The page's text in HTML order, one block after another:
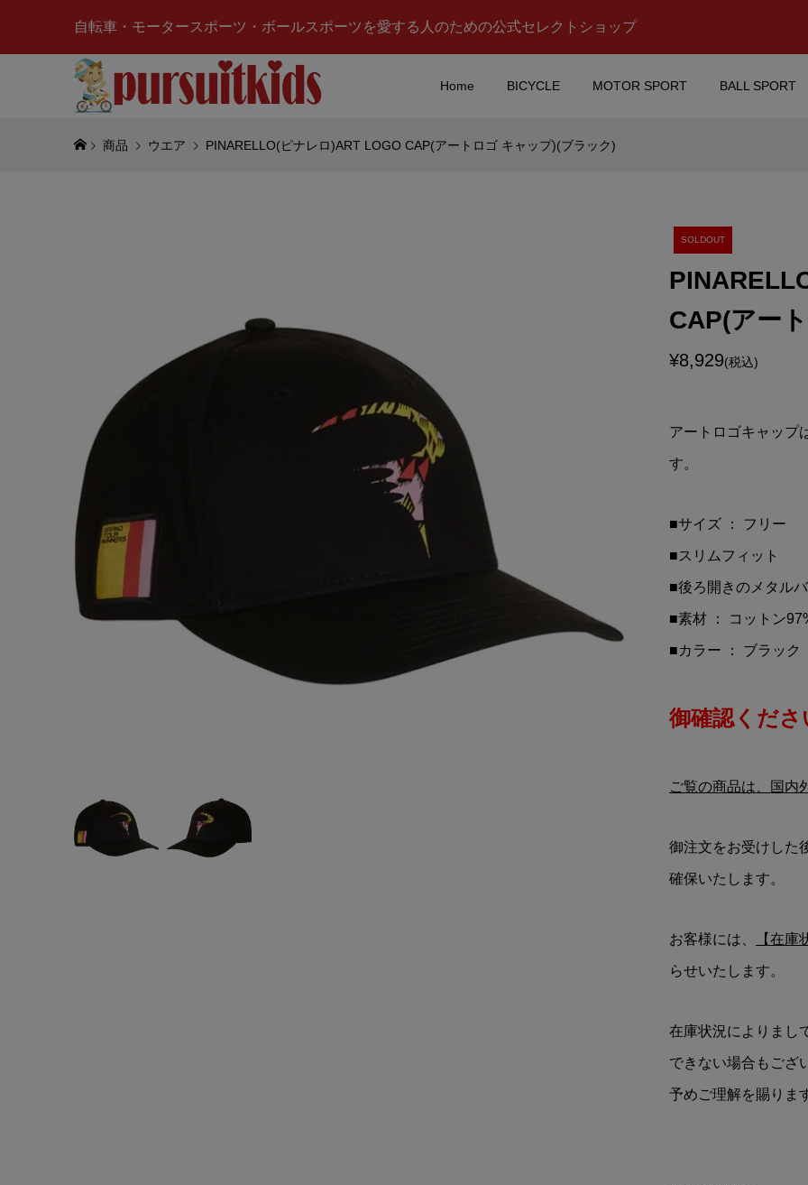
自転車・モータースポーツ・ボールスポーツを愛する人のための公式セレクトショップ
Home BICYCLE MOTOR SPORT BALL SPORT
(税込)
ヤー マグカップ
(税込)
Valentino Rossi(バレン
ーノ ロッシ)Flip Flop(フ
ップ フロップ)サンダル
¥5,980(税込)
MOTORMAX(モーターマッ
クス)BMW M3 Coupe(グレ
¥6,200 (税込)
ベンツ)AMG PETRONAS
MOTORSPORT(エーエム
商品 ウエア PINARELLO(ピナレロ)ART LOGO CAP(アートロゴ キャップ)(ブラック)
SOLDOUT
CAP(アー
¥8,929(税込)
アートロゴキャップ
す。
■サイズ ： フリー
■スリムフィット
■後ろ開きのメタル
■素材 ： コットン
■カラー ： ブラック
御確認くだ
ご覧の商品は、国内
御注文をお受けした
確保いたします。
お客様には、 【在庫
らせいたします。
在庫状況によりまし
できない場合もござ
予めご理解を賜りま